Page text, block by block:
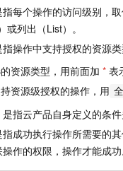
每个操作的访问级别，取
或列出（List）。
操作中支持授权的资源
资源类型，用前面加 * 表
资源级授权的操作，用
指云产品自身定义的条件
成功执行操作所需要的
作的权限，操作才能成功